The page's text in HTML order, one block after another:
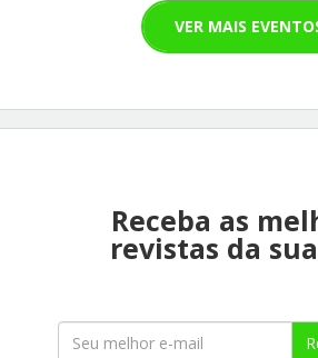
VER MAIS
Receba as
revistas da